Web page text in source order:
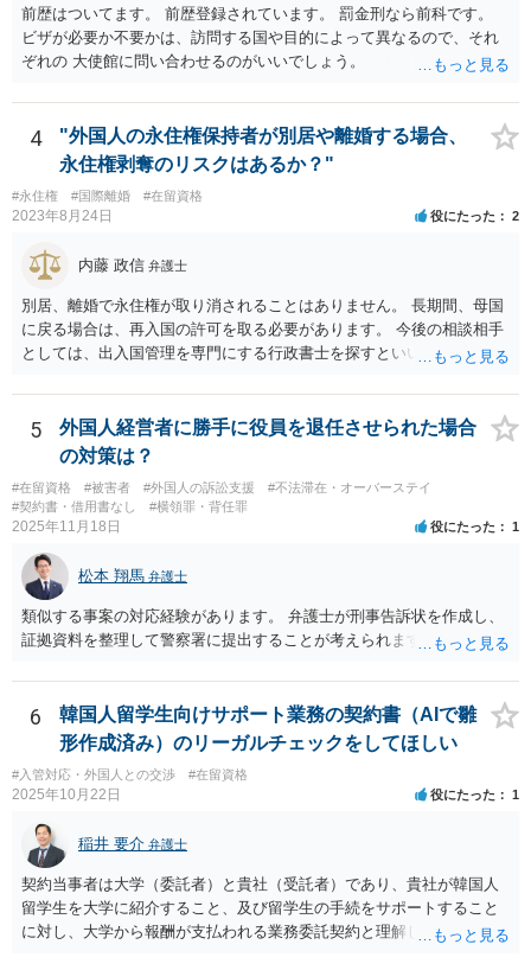
前歴はついてます。 前歴登録されています。 罰金刑なら前科です。
ビザが必要か不要かは、訪問する国や目的によって異なるので、それ
ぞれの 大使館に問い合わせるのがいいでしょう。
4
"外国人の永住権保持者が別居や離婚する場合、
永住権剥奪のリスクはあるか？"
#永住権 #国際離婚 #在留資格
2023年8月24日 役にたった 2
内藤 政信 弁護士
別居、離婚で永住権が取り消されることはありません。 長期間、母国
に戻る場合は、再入国の許可を取る必要があります。 今後の相談相手
としては、出入国管理を専門にする行政書士を探すといいでしょう。
5
外国人経営者に勝手に役員を退任させられた場合
の対策は？
#在留資格 #被害者 #外国人の訴訟支援
#不法滞在・オーバーステイ
#契約書・借用書なし
#横領罪・背任罪
2025年11月18日 役にたった 1
松本 翔馬 弁護士
類似する事案の対応経験があります。 弁護士が刑事告訴状を作成し、
証拠資料を整理して警察署に提出することが考えられます。
6
韓国人留学生向けサポート業務の契約書（AIで雛
形作成済み）のリーガルチェックをしてほしい
#入管対応・外国人との交渉 #在留資格
2025年10月22日 役にたった 1
稲井 要介 弁護士
契約当事者は大学（委託者）と貴社（受託者）であり、貴社が韓国人
留学生を大学に紹介すること、及び留学生の手続をサポートすること
に対し、大学から報酬が支払われる業務委託契約と理解しました。 留